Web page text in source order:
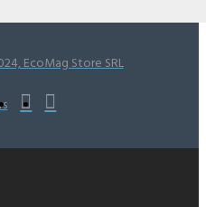
EcoMag Store SRL